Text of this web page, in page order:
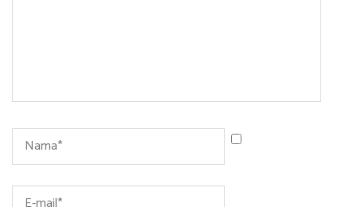
Name*
Email